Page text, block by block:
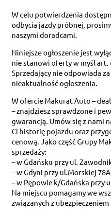
W celu potwierdzenia
odbycia jazdy próbnej,
naszymi doradcami.
Niniejsze ogłoszenie jest
nie stanowi oferty w myśl art.
Sprzedający nie odpowiada
nieaktualność ogłoszenia.
W ofercie Makurat Auto –
– znajdziesz sprawdzone i
gwarancją. Umów się z nami
Ci historię pojazdu oraz
cenową. Jako część Grupy
sprzedaży:
– w Gdańsku przy ul.
– w Gdyni przy ul.Morskiej 78A
– w Pępowie k/Gdańska przy
Na miejscu pomagamy we
związanych z